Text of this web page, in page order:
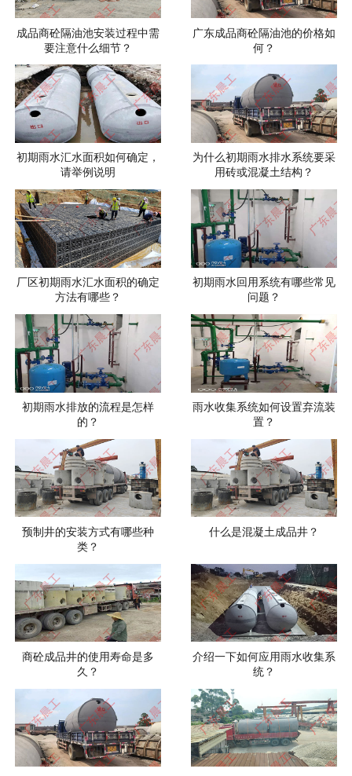
成品商砼隔油池安装过程中需
要注意什么细节？
广东成品商砼隔油池的价格如
何？
初期雨水汇水面积如何确定，
请举例说明
为什么初期雨水排水系统要采
用砖或混凝土结构？
厂区初期雨水汇水面积的确定
方法有哪些？
初期雨水回用系统有哪些常见
问题？
初期雨水排放的流程是怎样
的？
雨水收集系统如何设置弃流装
置？
预制井的安装方式有哪些种
类？
什么是混凝土成品井？
商砼成品井的使用寿命是多
久？
介绍一下如何应用雨水收集系
统？